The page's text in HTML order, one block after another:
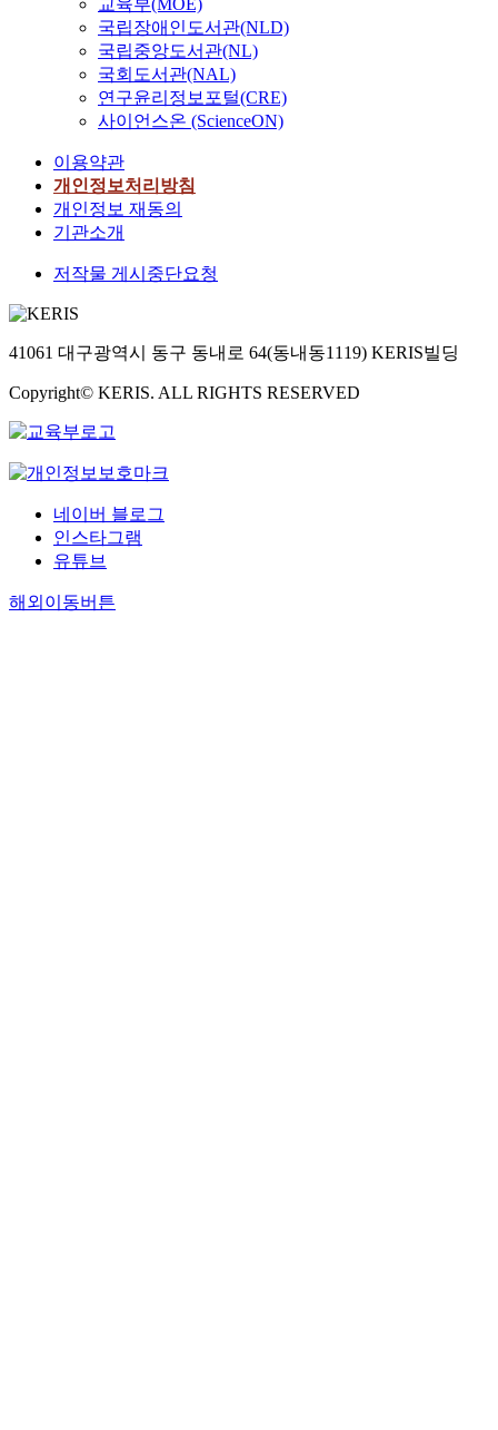
국립장애인도서관(NLD)
국립중앙도서관(NL)
국회도서관(NAL)
연구윤리정보포털(CRE)
사이언스온 (ScienceON)
이용약관
개인정보처리방침
개인정보 재동의
기관소개
저작물 게시중단요청
41061 대구광역시 동구 동내로 64(동내동1119) KERIS빌딩
Copyright© KERIS. ALL RIGHTS RESERVED
네이버 블로그
인스타그램
유튜브
해외이동버튼